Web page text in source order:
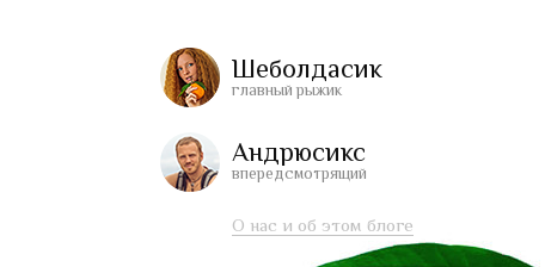
Шеболдасик
главный рыжик
Андрюсикс
впередсмотрящий
О нас и об этом блоге